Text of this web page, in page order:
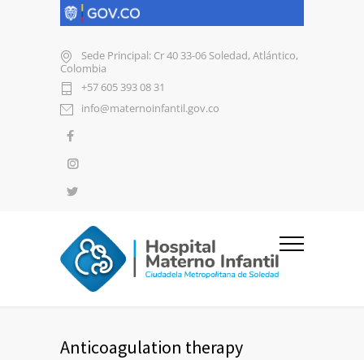
Sede Principal: Cr 40 33-06 Soledad, Atlántico,
Colombia
+57 605 393 08 31
info@maternoinfantil.gov.co
Anticoagulation therapy